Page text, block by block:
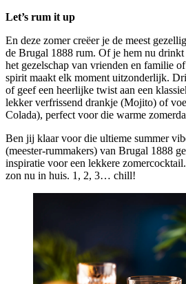
Let’s rum it up
En deze zomer creëer je de meest
de Brugal 1888 rum. Of je hem nu
het gezelschap van vrienden en familie
spirit maakt elk moment uitzonderlijk.
of geef een heerlijke twist aan een
lekker verfrissend drankje (Mojito) of
Colada), perfect voor die warme
Ben jij klaar voor die ultieme summer
(meester-rummakers) van Brugal 1888
inspiratie voor een lekkere
zon nu in huis. 1, 2, 3… chill!